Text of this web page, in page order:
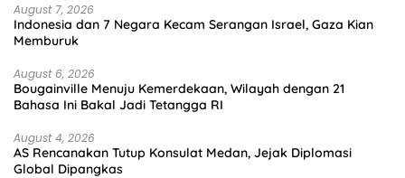
August 7, 2026
Indonesia dan 7 Negara Kecam Serangan Israel, Gaza Kian
Memburuk
August 6, 2026
Bougainville Menuju Kemerdekaan, Wilayah dengan 21
Bahasa Ini Bakal Jadi Tetangga RI
August 4, 2026
AS Rencanakan Tutup Konsulat Medan, Jejak Diplomasi
Global Dipangkas